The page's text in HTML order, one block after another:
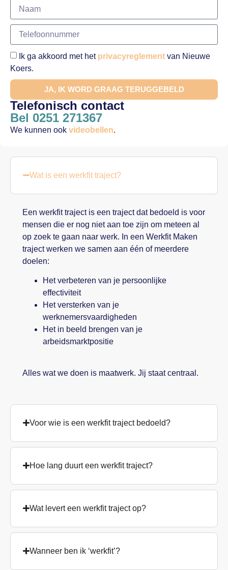
Wat is een werkfit traject?
Een werkfit traject is een traject dat bedoeld is voor
mensen die er nog niet aan toe zijn om meteen al
op zoek te gaan naar werk. In een Werkfit Maken
traject werken we samen aan één of meerdere
doelen:
Het verbeteren van je persoonlijke
effectiviteit
Het versterken van je
werknemersvaardigheden
Het in beeld brengen van je
arbeidsmarktpositie
Alles wat we doen is maatwerk. Jij staat centraal.
Voor wie is een werkfit traject bedoeld?
Hoe lang duurt een werkfit traject?
Wat levert een werkfit traject op?
Wanneer ben ik ‘werkfit’?
Ik ga akkoord met het privacyreglement van Nieuwe
Koers.
JA, IK WORD GRAAG TERUGGEBELD
Telefonisch contact
Bel 0251 271367
We kunnen ook videobellen.